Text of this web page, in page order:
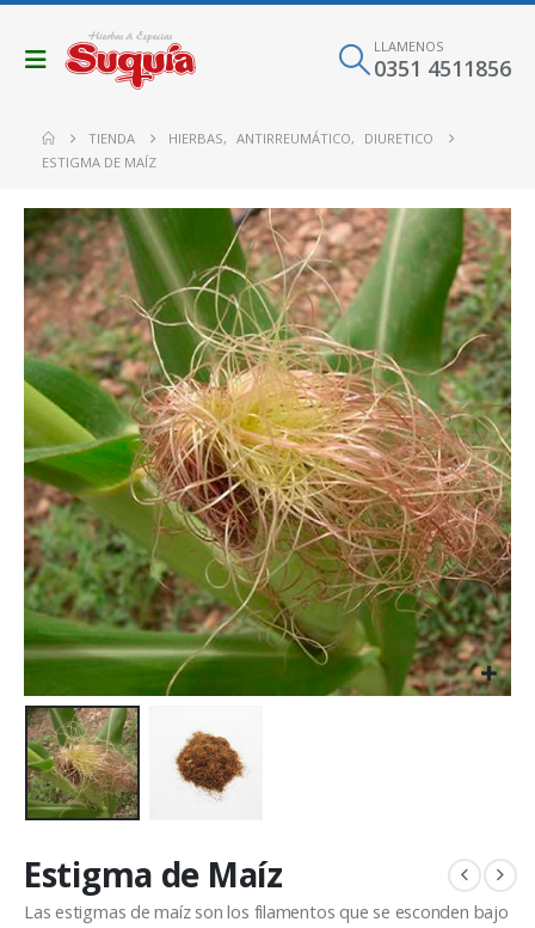
LLAMENOS
0351 4511856
TIENDA HIERBAS, ANTIRREUMÁTICO,
DIURETICO
ESTIGMA DE MAÍZ
Estigma de Maíz
Las estigmas de maíz son los filamentos que se esconden bajo